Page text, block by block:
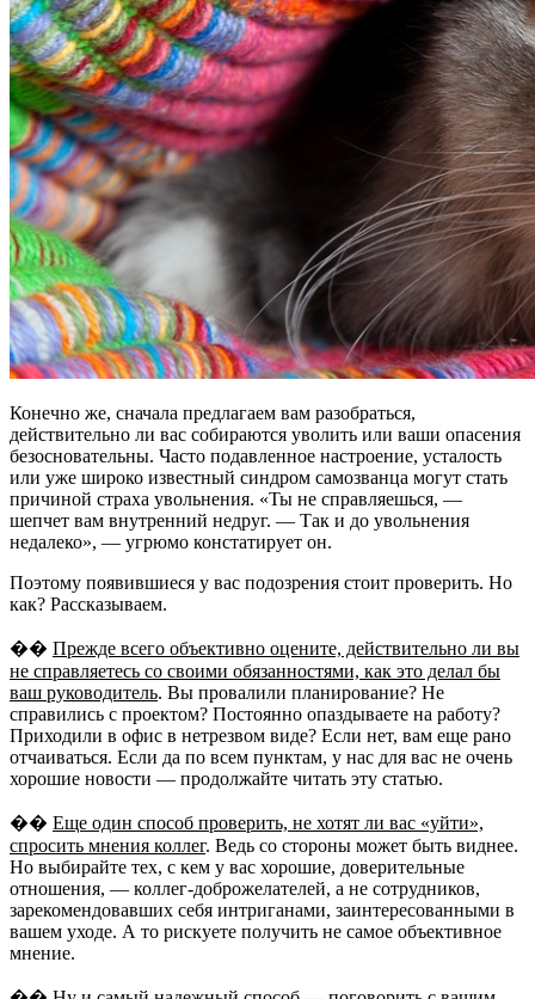
Конечно же, сначала предлагаем вам разобраться,
действительно ли вас собираются уволить или ваши опасения
безосновательны. Часто подавленное настроение, усталость
или уже широко известный синдром самозванца могут стать
причиной страха увольнения. «Ты не справляешься, —
шепчет вам внутренний недруг. — Так и до увольнения
недалеко», — угрюмо констатирует он.
Поэтому появившиеся у вас подозрения стоит проверить. Но
как? Рассказываем.
��️ Прежде всего объективно оцените, действительно ли вы
не справляетесь со своими обязанностями, как это делал бы
ваш руководитель. Вы провалили планирование? Не
справились с проектом? Постоянно опаздываете на работу?
Приходили в офис в нетрезвом виде? Если нет, вам еще рано
отчаиваться. Если да по всем пунктам, у нас для вас не очень
хорошие новости — продолжайте читать эту статью.
��️ Еще один способ проверить, не хотят ли вас «уйти»,
спросить мнения коллег. Ведь со стороны может быть виднее.
Но выбирайте тех, с кем у вас хорошие, доверительные
отношения, — коллег-доброжелателей, а не сотрудников,
зарекомендовавших себя интриганами, заинтересованными в
вашем уходе. А то рискуете получить не самое объективное
мнение.